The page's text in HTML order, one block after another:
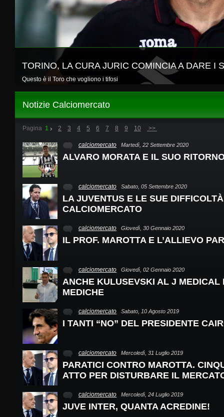
TORINO, LA CURA JURIC COMINCIA A DARE I
Questo è il Toro che vogliono i tifosi
Notizie Calciomercato
Pagina 1 2 3 4 5 6 7 8 9 10 >>
calciomercato Martedì, 22 Settembre 2020
ALVARO MORATA E IL SUO
calciomercato Sabato, 05 Settembre 2020
LA JUVENTUS E LE SUE
CALCIOMERCATO
calciomercato Giovedì, 30 Gennaio 2020
IL PROF. MAROTTA E L’ALLIEVO
calciomercato Giovedì, 02 Gennaio 2020
ANCHE KULUSEVSKI AL J MEDICAL
MEDICHE
calciomercato Sabato, 10 Agosto 2019
I TANTI “NO” DEL PRESIDENTE
calciomercato Mercoledì, 31 Luglio 2019
PARATICI CONTRO MAROTTA.
ATTO PER DISTURBARE IL
calciomercato Mercoledì, 24 Luglio 2019
JUVE INTER, QUANTA ACREDINE!